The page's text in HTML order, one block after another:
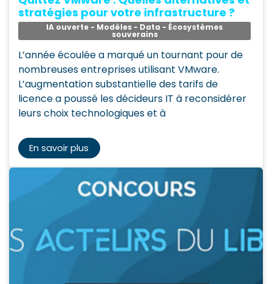
stratégies pour votre infrastructure ?
IA ouverte - Modèles - Data - Écosystèmes
souverains
L’année écoulée a marqué un tournant pour de
nombreuses entreprises utilisant VMware.
L’augmentation substantielle des tarifs de
licence a poussé les décideurs IT à reconsidérer
leurs choix technologiques et à
En savoir plus